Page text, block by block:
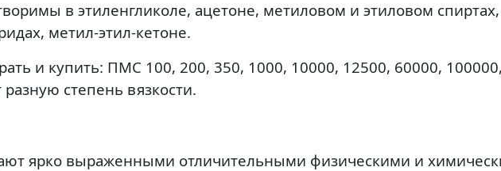
в этиленгликоле, ацетоне, метиловом и этиловом
метил-этил-кетоне.
и купить: ПМС 100, 200, 350, 1000, 10000, 12500, 60000,
степень вязкости.
ярко выраженными отличительными физическими и